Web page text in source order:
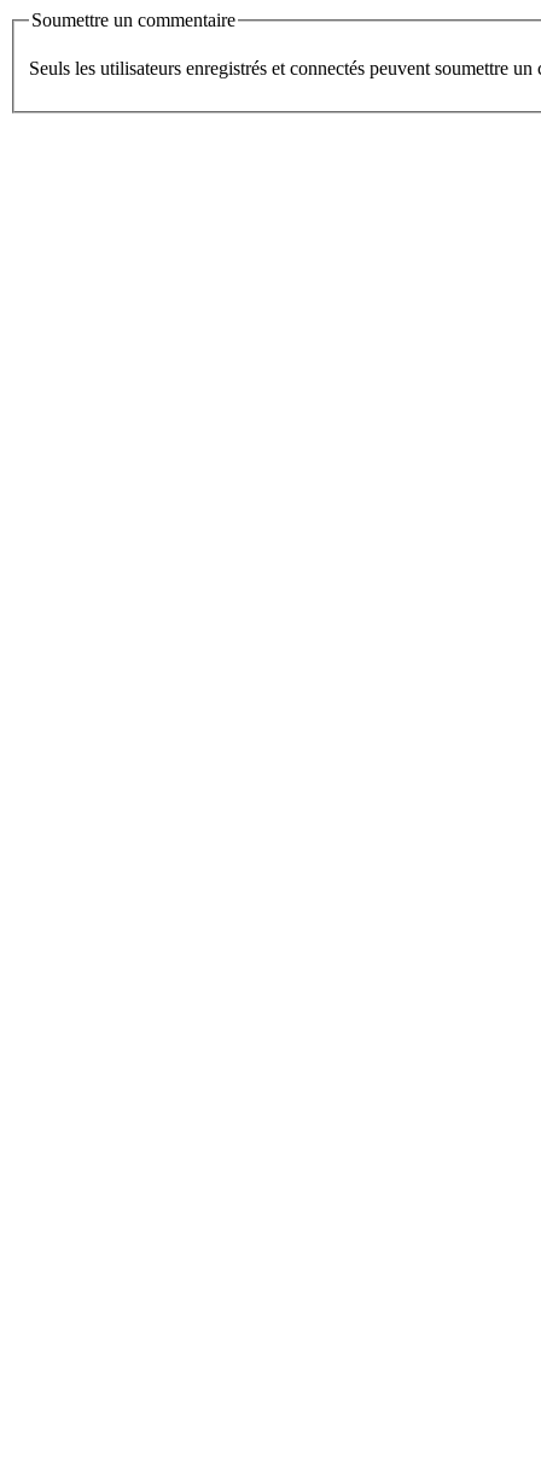
Soumettre un commentaire
Seuls les utilisateurs enregistrés et connectés peuvent soumettre un